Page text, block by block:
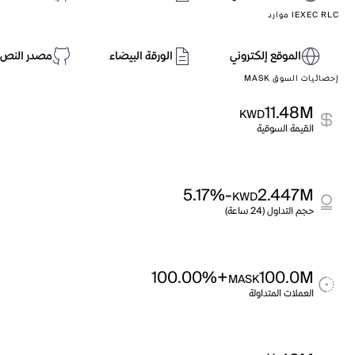
IEXEC RLC موارد
الموقع إلكتروني الورقة البيضاء مصدر النص
إحصائيات السوق MASK
11.48M
KWD
القيمة السوقية
2.447M
KWD
-5.17%
حجم التداول (24 ساعة)
100.0M
MASK
+100.00%
العملات المتداولة